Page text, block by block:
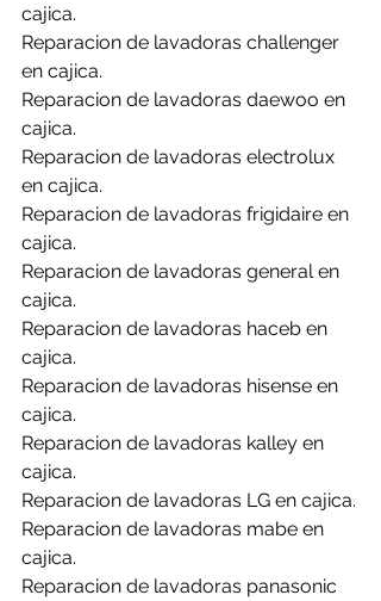
cajica.
Reparacion de lavadoras challenger
en cajica.
Reparacion de lavadoras daewoo en
cajica.
Reparacion de lavadoras electrolux
en cajica.
Reparacion de lavadoras frigidaire en
cajica.
Reparacion de lavadoras general en
cajica.
Reparacion de lavadoras haceb en
cajica.
Reparacion de lavadoras hisense en
cajica.
Reparacion de lavadoras kalley en
cajica.
Reparacion de lavadoras LG en cajica.
Reparacion de lavadoras mabe en
cajica.
Reparacion de lavadoras panasonic